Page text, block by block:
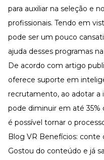
para auxiliar na seleção e no
profissionais. Tendo em
pode ser um pouco
ajuda desses programas
De acordo com artigo
oferece suporte em
recrutamento, ao adotar a
pode diminuir em até 35%
é possível tornar o
Blog VR Benefícios: conte
Gostou do conteúdo e já